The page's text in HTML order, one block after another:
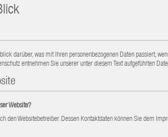
darüber, was mit Ihren personenbezogenen Daten passiert,
entnehmen Sie unserer unter diesem Text aufgeführten
Website?
den Websitebetreiber. Dessen Kontaktdaten können Sie dem